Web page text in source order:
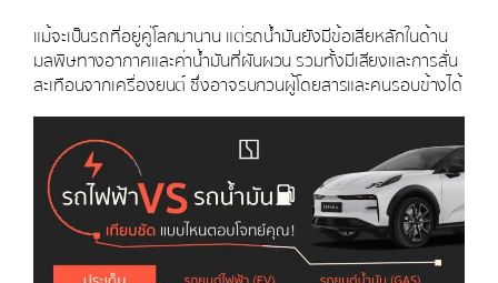
แม้จะเป็นรถที่อยู่คู่โลกมานาน แต่รถน้ำมันยังมีข้อเสียหลักในด้าน
มลพิษทางอากาศและค่าน้ำมันที่ผันผวน รวมทั้งมีเสียงและการสั่น
สะเทือนจากเครื่องยนต์ ซึ่งอาจรบกวนผู้โดยสารและคนรอบข้างได้